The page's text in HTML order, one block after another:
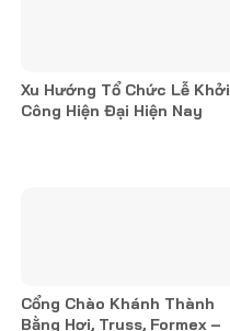
Xu Hướng Tổ Chức Lễ Khởi
Công Hiện Đại Hiện Nay
Cổng Chào Khánh Thành
Bằng Hơi, Truss, Formex –